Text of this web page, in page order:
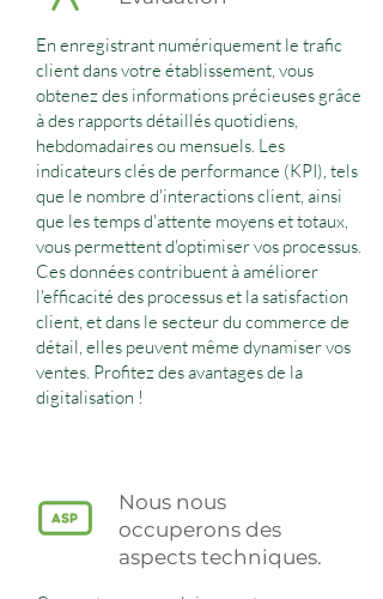
En enregistrant numériquement le trafic
client dans votre établissement, vous
obtenez des informations précieuses grâce
à des rapports détaillés quotidiens,
hebdomadaires ou mensuels. Les
indicateurs clés de performance (KPI), tels
que le nombre d'interactions client, ainsi
que les temps d'attente moyens et totaux,
vous permettent d'optimiser vos processus.
Ces données contribuent à améliorer
l'efficacité des processus et la satisfaction
client, et dans le secteur du commerce de
détail, elles peuvent même dynamiser vos
ventes. Profitez des avantages de la
digitalisation !
Nous nous
occuperons des
aspects techniques.